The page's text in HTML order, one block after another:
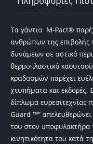
Τα γάντια M-Pact®
ανθρώπων της επιβολής
δυνάμεων σε αστικό
θερμοπλαστικό
κραδασμών παρέχει
χτυπήματα και
δίπλωμα
Guard ™” απελευθερώνει
του στον υποφυλακτήρα
κινητικότητα του κατά